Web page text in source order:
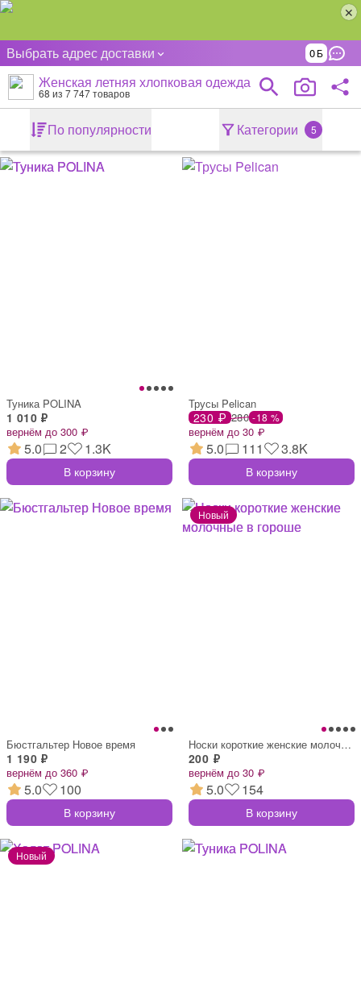
Выбрать адрес доставки 0
Женская летняя хлопковая одежда
68 из 7 747 товаров
По популярности Категории 5
Туника POLINA
1 010 ₽
вернём до 300 ₽
5.0 2 1.3K
В корзину
Трусы Pelican
230 ₽ 280 -18 %
вернём до 30 ₽
5.0 111 3.8K
В корзину
Бюстгальтер Новое время
1 190 ₽
вернём до 360 ₽
5.0 100
В корзину
Носки короткие женские молочные в гороше
200 ₽
вернём до 30 ₽
5.0 154
В корзину